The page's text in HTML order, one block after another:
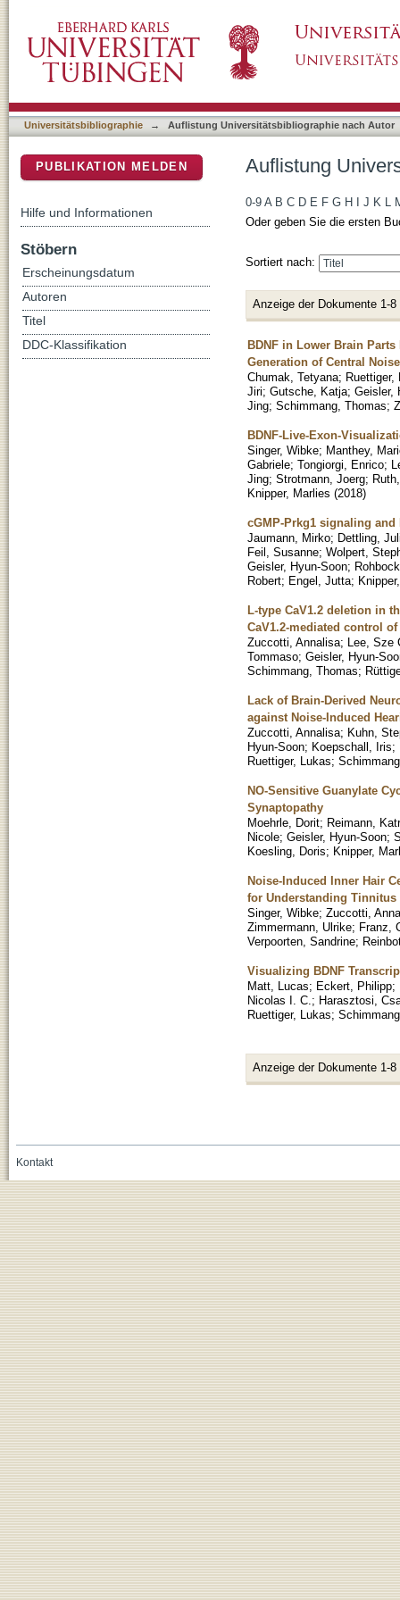
Universitätsbibliographie → Auflistung Universitätsbibliographie nach Autor
Auflistung
0-9 A B C D E F G H J K L
Oder geben Sie die ersten
Sortiert nach:
Anzeige der Dokumente 1-8
BDNF in Lower Brain
Generation of Central
Chumak, Tetyana; Ruettiger,
Jiri; Gutsche, Katja; Geisler,
Jing; Schimmang, Thomas;
BDNF-Live-Exon-
Singer, Wibke; Manthey,
Gabriele; Tongiorgi, Enrico;
Jing; Strotmann, Joerg;
Knipper, Marlies (2018)
cGMP-Prkg1 signaling
Jaumann, Mirko; Dettling,
Feil, Susanne; Wolpert,
Geisler, Hyun-Soon;
Robert; Engel, Jutta;
L-type CaV1.2 deletion in
CaV1.2-mediated control
Zuccotti, Annalisa; Lee, Sze
Tommaso; Geisler, Hyun-
Schimmang, Thomas;
Lack of Brain-Derived
against Noise-Induced
Zuccotti, Annalisa; Kuhn,
Hyun-Soon; Koepschall, Iris;
Ruettiger, Lukas;
NO-Sensitive Guanylate
Synaptopathy
Moehrle, Dorit; Reimann,
Nicole; Geisler, Hyun-Soon;
Koesling, Doris; Knipper,
Noise-Induced Inner Hair
for Understanding Tinnitus
Singer, Wibke; Zuccotti,
Zimmermann, Ulrike; Franz,
Verpoorten, Sandrine;
Visualizing BDNF
Matt, Lucas; Eckert, Philipp;
Nicolas I. C. ; Harasztosi,
Ruettiger, Lukas;
Anzeige der Dokumente 1-8
PUBLIKATION MELDEN
Hilfe und Informationen
Stöbern
Erscheinungsdatum
Autoren
Titel
DDC-Klassifikation
Kontakt